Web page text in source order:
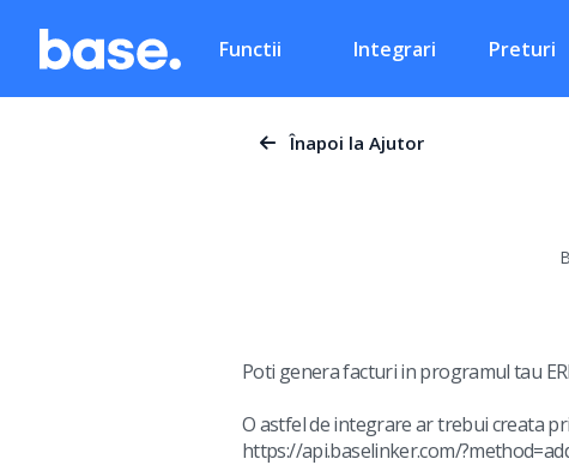
Functii Integrari Preturi
Înapoi la Ajutor
Poti genera facturi in programul tau
O astfel de integrare ar trebui creata
https://api.baselinker.com/